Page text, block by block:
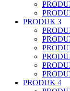
PRODUK 3
PRODUK 4